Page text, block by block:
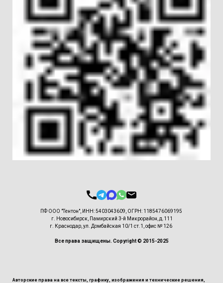
ПФ ООО "Тентон", ИНН: 5403043609, ОГРН: 1185476069195
г. Новосибирск, Памирский 3-й Микрорайон, д.111
г. Краснодар, ул. Домбайская 10/1 ст.1, офис № 126
Все права защищены. Copyright © 2015-2025
Авторские права на все тексты, графику, изображения и технические решения,